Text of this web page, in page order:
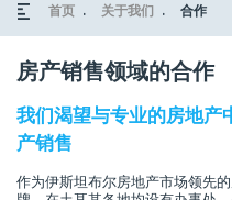
首页 关于我们 合作
房产销售领域的合作
我们渴望与专业的房地产
产销售
作为伊斯坦布尔房地产市场领先